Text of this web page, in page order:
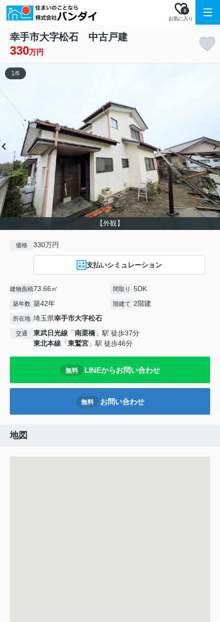
お気に入り
0
幸手市大字松石 中古戸建
330万円
【外観】
1/6
価格 330万円
支払いシミュレーション
建物面積73.66㎡ 間取り 5DK
築年数 築42年 階建て 2階建
所在地 埼玉県幸手市大字松石
交通 東武日光線 「南栗橋 」駅 徒歩37分
東北本線 「東鷲宮 」駅 徒歩46分
無料 LINEからお問い合わせ
無料 お問い合わせ
地図